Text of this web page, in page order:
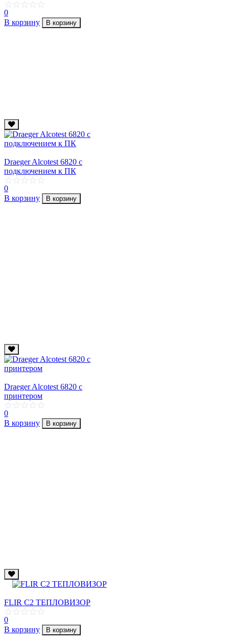
0
В корзину
В корзину
Draeger Alcotest 6820 с
подключением к ПК
0
В корзину
В корзину
Draeger Alcotest 6820 с
принтером
0
В корзину
В корзину
FLIR C2 ТЕПЛОВИЗОР
0
В корзину
В корзину